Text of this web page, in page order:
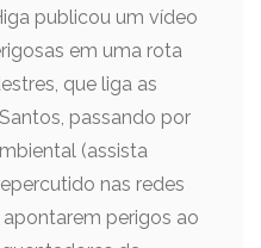
publicou um vídeo
em uma rota
que liga as
passando por
(assista
nas redes
perigos ao